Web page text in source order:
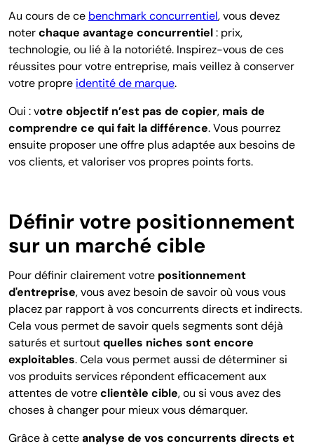
Au cours de ce benchmark concurrentiel, vous devez
noterchaque avantage concurrentiel: prix,
technologie, ou lié à la notoriété. Inspirez-vous de ces
réussites pour votre entreprise, mais veillez à conserver
votre propre identité de marque.
Oui : votre objectif n’est pas de copier, mais de
comprendre ce qui fait la différence. Vous pourrez
ensuite proposer une offre plus adaptée aux besoins de
vos clients, et valoriser vos propres points forts.
Définir votre positionnement
sur un marché cible
Pour définir clairement votre positionnement
d'entreprise, vous avez besoin de savoir où vous vous
placez par rapport à vos concurrents directs et indirects.
Cela vous permet de savoir quels segments sont déjà
saturés et surtoutquelles niches sont encore
exploitables. Cela vous permet aussi de déterminer si
vos produits services répondent efficacement aux
attentes de votreclientèle cible, ou si vous avez des
choses à changer pour mieux vous démarquer.
Grâce à cetteanalyse de vos concurrents directs et